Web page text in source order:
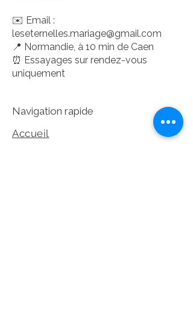
✉️ Email :
leseternelles.mariage@gmail.com
📍 Normandie, à 10 min de Caen
⏰ Essayages sur rendez-vous
uniquement
Navigation rapide
Accueil